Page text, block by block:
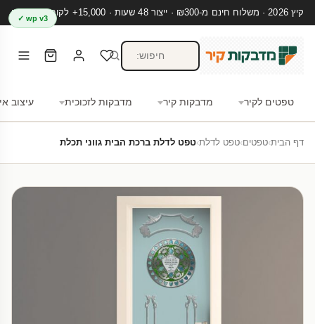
קיץ 2026 · משלוח חינם מ-₪300 · ייצור 48 שעות · 15,000+ לקוחות מרוצים
טפטים לקיר מדבקות קיר מדבקות לזכוכית עיצוב
wp v3 ✓
דף הבית›טפטים›טפט לדלת›טפט לדלת ברכת הבית גווני תכלת